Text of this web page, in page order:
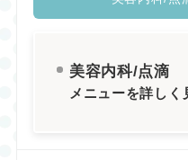
美容内科/点滴
メニューを詳しく